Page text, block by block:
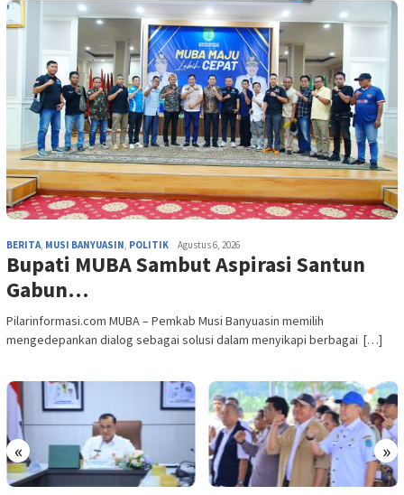
BERITA, MUSI BANYUASIN, POLITIK Agustus 6, 2026
Bupati MUBA Sambut Aspirasi Santun
Gabun…
Pilarinformasi.com MUBA – Pemkab Musi Banyuasin memilih
mengedepankan dialog sebagai solusi dalam menyikapi berbagai […]
« »